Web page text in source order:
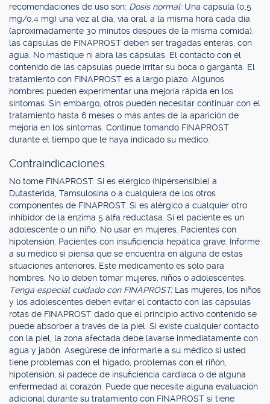
recomendaciones de uso son: Dosis normal: Una cápsula (0,5
mg/0,4 mg) una vez al día, vía oral, a la misma hora cada día
(aproximadamente 30 minutos después de la misma comida).
las cápsulas de FINAPROST deben ser tragadas enteras, con
agua. No mastique ni abra las cápsulas. El contacto con el
contenido de las cápsulas puede irritar su boca o garganta. El
tratamiento con FINAPROST es a largo plazo. Algunos
hombres pueden experimentar una mejoría rápida en los
síntomas. Sin embargo, otros pueden necesitar continuar con el
tratamiento hasta 6 meses o más antes de la aparición de
mejoría en los síntomas. Continúe tomando FINAPROST
durante el tiempo que le haya indicado su médico.
Contraindicaciones.
No tome FINAPROST: Si es elérgico (hipersensible) a
Dutasterida, Tamsulosina o a cualquiera de los otros
componentes de FINAPROST. Si es alérgico a cualquier otro
inhibidor de la enzima 5 alfa reductasa. Si el paciente es un
adolescente o un niño. No usar en mujeres. Pacientes con
hipotensión. Pacientes con insuficiencia hepática grave. Informe
a su médico si piensa que se encuentra en alguna de estas
situaciones anteriores. Este medicamento es sólo para
hombres. No lo deben tomar mujeres, niños o adolescentes.
Tenga especial cuidado con FINAPROST: Las mujeres, los niños
y los adolescentes deben evitar el contacto con las cápsulas
rotas de FINAPROST dado que el principio activo contenido se
puede absorber a través de la piel. Si existe cualquier contacto
con la piel, la zona afectada debe lavarse inmediatamente con
agua y jabón. Asegúrese de informarle a su médico si usted
tiene problemas con el hígado, problemas con el riñón,
hipotensión, si padece de insuficiencia cardiaca o de alguna
enfermedad al corazón. Puede que necesite alguna evaluación
adicional durante su tratamiento con FINAPROST si tiene